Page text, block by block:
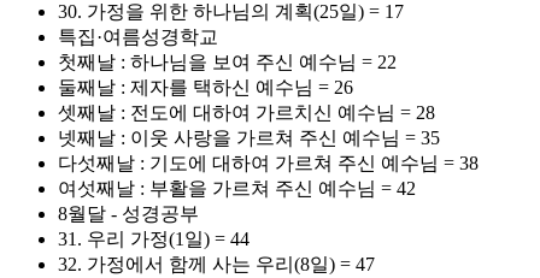
30. 가정을 위한 하나님의 계획(25일) = 17
특집·여름성경학교
첫째날 : 하나님을 보여 주신 예수님 = 22
둘째날 : 제자를 택하신 예수님 = 26
셋째날 : 전도에 대하여 가르치신 예수님 = 28
넷째날 : 이웃 사랑을 가르쳐 주신 예수님 = 35
다섯째날 : 기도에 대하여 가르쳐 주신 예수님 = 38
여섯째날 : 부활을 가르쳐 주신 예수님 = 42
8월달 - 성경공부
31. 우리 가정(1일) = 44
32. 가정에서 함께 사는 우리(8일) = 47